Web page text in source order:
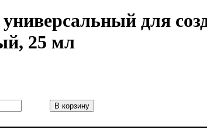
для
25 мл
В корзину